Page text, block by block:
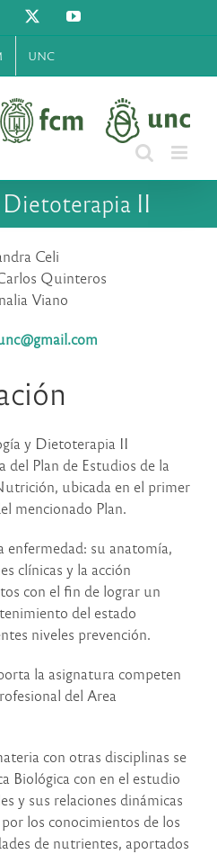
Facebook YouTube
UNC
II
Celi
Quinteros
Viano
gmail.com
y Dietoterapia II
Plan de Estudios de la
ubicada en el primer
mencionado Plan.
enfermedad: su anatomía,
clínicas y la acción
con el fin de lograr un
del estado
niveles prevención.
la asignatura competen
del Area
con otras disciplinas se
Biológica con en el estudio
y sus relaciones dinámicas
los conocimientos de los
de nutrientes, aportados